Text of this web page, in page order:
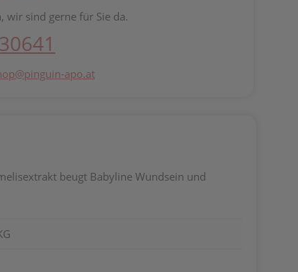
wir sind gerne für Sie da.
apo.at
beugt Babyline Wundsein und